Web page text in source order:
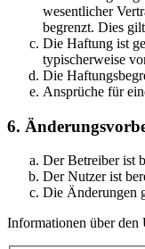
wesentlicher
begrenzt. Dies
Die Haftung ist
typischerweise
Die
Ansprüche für
6.
Der Betreiber ist
Der Nutzer ist
Die Änderungen
Informationen über den